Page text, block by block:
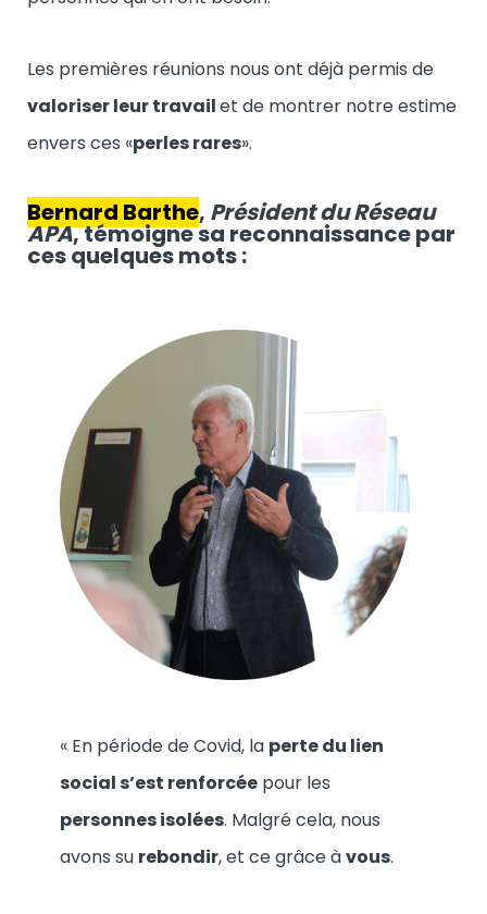
Les premières réunions nous ont déjà permis de
valoriser leur travailet de montrer notre estime
envers ces «perles rares».
Bernard Barthe, Président du Réseau
APA, témoigne sa reconnaissance par
ces quelques mots :
« En période de Covid, la perte du lien
social s’est renforcée pour les
personnes isolées. Malgré cela, nous
avons su rebondir, et ce grâce àvous.